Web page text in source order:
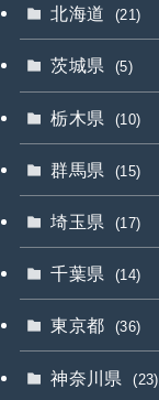
北海道 (21)
茨城県 (5)
栃木県 (10)
群馬県 (15)
埼玉県 (17)
千葉県 (14)
東京都 (36)
神奈川県 (23)